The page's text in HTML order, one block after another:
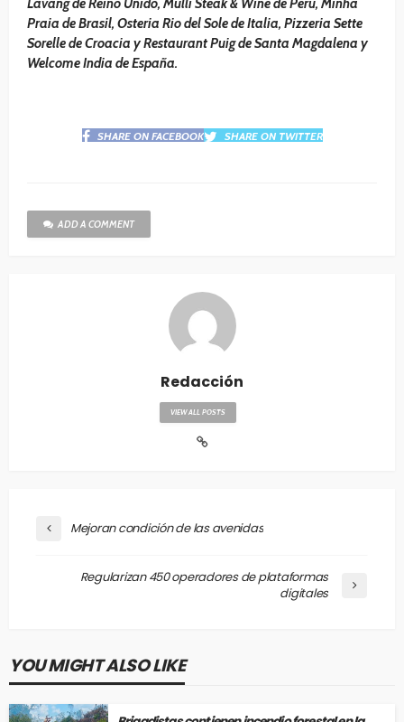
Lavang de Reino Unido, Mulli Steak & Wine de Perú, Minha
Praia de Brasil, Osteria Rio del Sole de Italia, Pizzeria Sette
Sorelle de Croacia y Restaurant Puig de Santa Magdalena y
Welcome India de España.
SHARE ON FACEBOOK SHARE ON TWITTER
ADD A COMMENT
Redacción
VIEW ALL POSTS
Mejoran condición de las avenidas
Regularizan 450 operadores de plataformas
digitales
YOU MIGHT ALSO LIKE